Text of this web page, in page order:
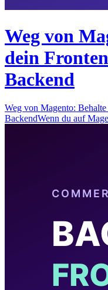
Weg von
dein
Backend
Weg von Magento:
BackendWenn du auf